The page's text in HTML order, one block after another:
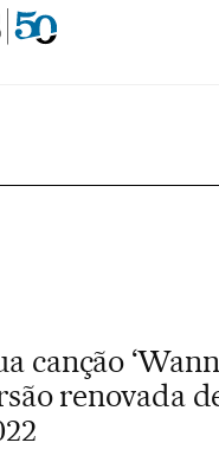
canção
renovada